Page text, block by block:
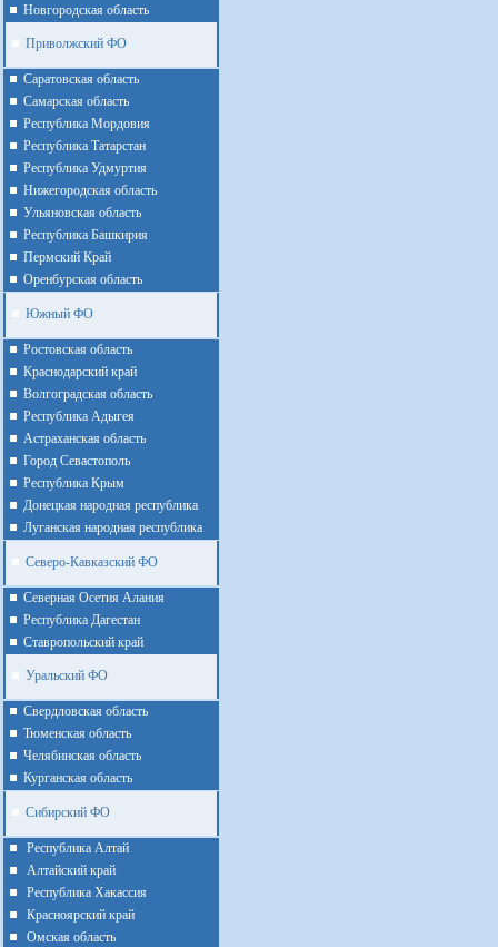
Новгородская область
Приволжский ФО
Cаратовская область
Cамарская область
Республика Мордовия
Республика Татарстан
Республика Удмуртия
Нижегородская область
Ульяновская область
Республика Башкирия
Пермский Край
Оренбурская область
Южный ФО
Ростовская область
Краснодарский край
Волгоградская область
Республика Адыгея
Астраханская область
Город Севастополь
Республика Крым
Донецкая народная республика
Луганская народная республика
Северо-Кавказский ФО
Северная Осетия Алания
Республика Дагестан
Ставропольский край
Уральский ФО
Cвердловская область
Тюменская область
Челябинская область
Курганская область
Сибирский ФО
Республика Алтай
Алтайcкий край
Республика Хакассия
Красноярский край
Омская область